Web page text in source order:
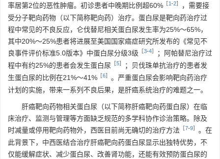
率居第2位的恶性肿瘤。初诊患者中晚期比例超60% ［1-2］
，需要接
受分子靶向药物（以下简称靶向药）治疗。蛋白尿是靶向药治疗过
程中常见的不良反应，仑伐替尼相关蛋白尿发生率为25%～65%，
其中20%～25%患者将进展至美国国家癌症研究所发布的《常见不
良事件评价标准5.0版本》中蛋白尿分级3级 ［3-4］
；阿帕替尼治疗过
程中有约25%的患者会发生蛋白尿 ［5］
；贝伐珠单抗治疗的患者发
生蛋白尿的比例在21%～41% ［6］ 。严重蛋白尿会影响靶向药治疗
计划的实施，带来一系列不良后果，是肝癌系统治疗的难题之一。
肝癌靶向药物相关蛋白尿（以下简称肝癌靶向药蛋白尿）在临
床治疗、监测与管理等方面缺乏规范的多学科协作诊治策略。除及
时减量或停用靶向药物外，西医目前尚无确切的治疗方法 ［7-9］ 。在
此背景下，中西医结合治疗肝癌靶向药蛋白尿显示出独特优势，不
仅能缓解症状、减少蛋白尿、改善肾功能，还能有效预防蛋白尿的